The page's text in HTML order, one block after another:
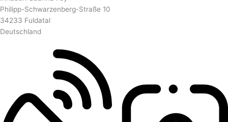
Philipp-Schwarzenberg-Straße 10
34233 Fuldatal
Deutschland